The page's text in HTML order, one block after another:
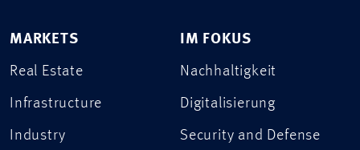
MARKETS
Real Estate
Infrastructure
Industry
IM FOKUS
Nachhaltigkeit
Digitalisierung
Security and Defense